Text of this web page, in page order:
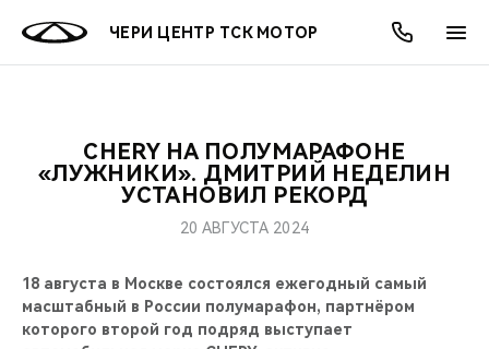
ЧЕРИ ЦЕНТР ТСК МОТОР
МОДЕЛИ
КРОССОВЕРЫ
ПОКУПАТЕЛЯМ
ВЛАДЕЛЬЦАМ
ПОДДЕРЖКА
МИР CHERY
CHERY В СОЦСЕТЯХ
АКЦИИ
ОНЛАЙН СЕРВИСЫ
О КОМПАНИИ
CHERY НА ПОЛУМАРАФОНЕ
«ЛУЖНИКИ». ДМИТРИЙ НЕДЕЛИН
УСТАНОВИЛ РЕКОРД
20 АВГУСТА 2024
18 августа в Москве состоялся ежегодный самый
масштабный в России полумарафон, партнёром
которого второй год подряд выступает